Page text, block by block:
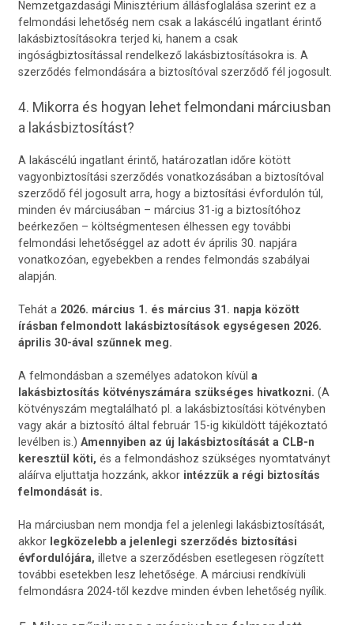
Nemzetgazdasági Minisztérium állásfoglalása szerint ez a
felmondási lehetőség nem csak a lakáscélú ingatlant érintő
lakásbiztosításokra terjed ki, hanem a csak
ingóságbiztosítással rendelkező lakásbiztosításokra is. A
szerződés felmondására a biztosítóval szerződő fél jogosult.
4. Mikorra és hogyan lehet felmondani márciusban
a lakásbiztosítást?
A lakáscélú ingatlant érintő, határozatlan időre kötött
vagyonbiztosítási szerződés vonatkozásában a biztosítóval
szerződő fél jogosult arra, hogy a biztosítási évfordulón túl,
minden év márciusában – március 31-ig a biztosítóhoz
beérkezően – költségmentesen élhessen egy további
felmondási lehetőséggel az adott év április 30. napjára
vonatkozóan, egyebekben a rendes felmondás szabályai
alapján.
Tehát a 2026. március 1. és március 31. napja között
írásban felmondott lakásbiztosítások egységesen 2026.
április 30-ával szűnnek meg.
A felmondásban a személyes adatokon kívül a
lakásbiztosítás kötvényszámára szükséges hivatkozni. (A
kötvényszám megtalálható pl. a lakásbiztosítási kötvényben
vagy akár a biztosító által február 15-ig kiküldött tájékoztató
levélben is.) Amennyiben az új lakásbiztosítását a CLB-n
keresztül köti, és a felmondáshoz szükséges nyomtatványt
aláírva eljuttatja hozzánk, akkor intézzük a régi biztosítás
felmondását is.
Ha márciusban nem mondja fel a jelenlegi lakásbiztosítását,
akkor legközelebb a jelenlegi szerződés biztosítási
évfordulójára, illetve a szerződésben esetlegesen rögzített
további esetekben lesz lehetősége. A márciusi rendkívüli
felmondásra 2024-től kezdve minden évben lehetőség nyílik.